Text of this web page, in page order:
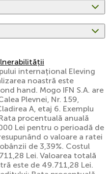
internațional Eleving
noastră este
hand. Mogo IFN S.A. are
Plevnei, Nr. 159,
A, etaj 6. Exemplu
procentuală anuală
Lei pentru o perioadă de
o valoare a ratei
de 3,39%. Costul
Lei. Valoarea totală
este de 49.711,28 Lei.